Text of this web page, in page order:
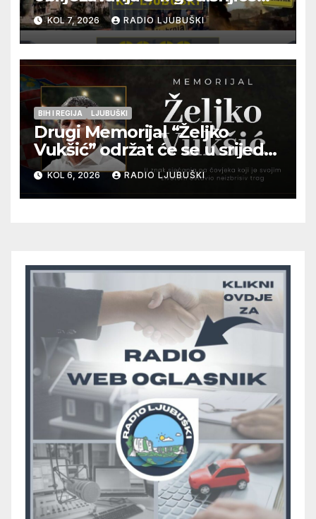
pogibije generala Blaža
Kraljevića i osmorice
pripadnika HOS-a
KOL 7, 2026 RADIO LJUBUŠKI
BIH I REGIJA LJUBUŠKI
Drugi Memorijal “Željko
Vukšić” održat će se u srijedu
12. kolovoza u Otoku
KOL 6, 2026 RADIO LJUBUŠKI